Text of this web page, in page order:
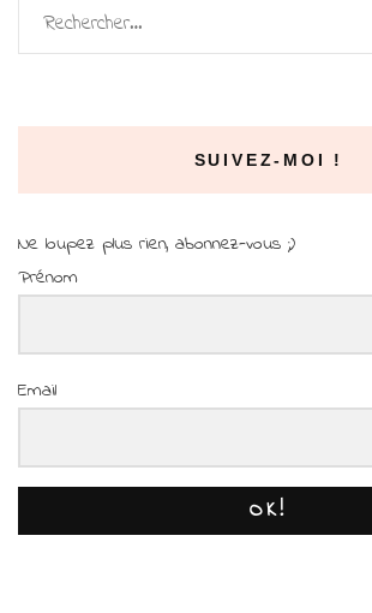
Rechercher :
SUIVEZ-MOI !
Ne loupez plus rien, abonnez-vous ;)
Prénom
Email
OK!